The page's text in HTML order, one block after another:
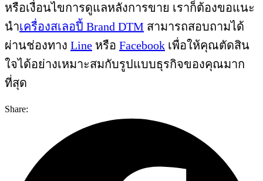
หรือเงื่อนไขการดูแลหลังการขาย เราก็ต้องขอแนะ
นำเครื่องสเลอปี้ Brand DTM สามารถสอบถามได้
ผ่านช่องทาง Line หรือ Facebook เพื่อให้คุณตัดสิน
ใจได้อย่างเหมาะสมกับรูปแบบธุรกิจของคุณมาก
ที่สุด
Share: